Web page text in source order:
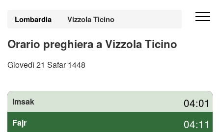
Lombardia Vizzola Ticino
Orario preghiera a Vizzola Ticino
Giovedì 21 Safar 1448
Imsak 04:01
Fajr 04:11